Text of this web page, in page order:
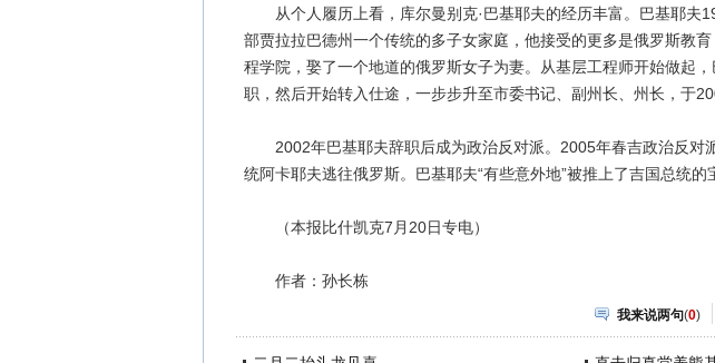
从个人履历上看，库尔曼别克·巴基耶夫的经历丰富。巴基耶夫
部贾拉拉巴德州一个传统的多子女家庭，他接受的更多是俄罗斯教
程学院，娶了一个地道的俄罗斯女子为妻。从基层工程师开始做起
职，然后开始转入仕途，一步步升至市委书记、副州长、州长，于
2002年巴基耶夫辞职后成为政治反对派。2005年春吉政治反对派
统阿卡耶夫逃往俄罗斯。巴基耶夫“有些意外地”被推上了吉国总统的
（本报比什凯克7月20日专电）
作者：孙长栋
我来说两句(0)